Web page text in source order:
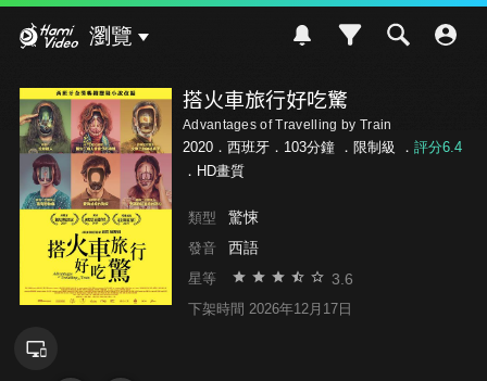
瀏覽
搭火車旅行好吃驚
Advantages of Travelling by Train
2020．西班牙．103分鐘 ． 限制級 ． 評分6.4
．HD畫質
類型 驚悚
發音 西語
星等 3.6
下架時間 2026年12月17日